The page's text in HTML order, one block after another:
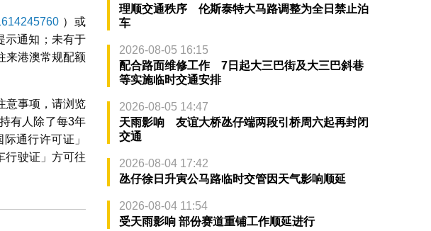
）或
示通知；未有于
来港澳常规配额
意事项，请浏览
有人除了每3年
通行许可证」
行驶证」方可往
理顺交通秩序 伦斯泰特大马路调整为全日禁止泊
车
2026-08-05 16:15
配合路面维修工作 7日起大三巴街及大三巴斜巷
等实施临时交通安排
2026-08-05 14:47
天雨影响 友谊大桥氹仔端两段引桥周六起再封闭
交通
2026-08-04 17:42
氹仔徐日升寅公马路临时交管因天气影响顺延
2026-08-04 11:54
受天雨影响 部份赛道重铺工作顺延进行